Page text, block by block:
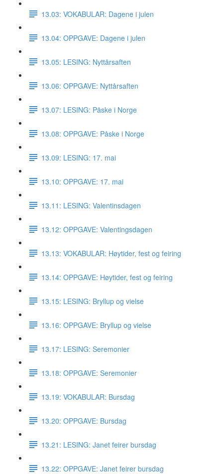
13.03: VOKABULAR: Dagene i julen
13.04: OPPGAVE: Dagene i julen
13.05: LESING: Nyttårsaften
13.06: OPPGAVE: Nyttårsaften
13.07: LESING: Påske i Norge
13.08: OPPGAVE: Påske i Norge
13.09: LESING: 17. mai
13.10: OPPGAVE: 17. mai
13.11: LESING: Valentinsdagen
13.12: OPPGAVE: Valentingsdagen
13.13: VOKABULAR: Høytider, fest og feiring
13.14: OPPGAVE: Høytider, fest og feiring
13.15: LESING: Bryllup og vielse
13.16: OPPGAVE: Bryllup og vielse
13.17: LESING: Seremonier
13.18: OPPGAVE: Seremonier
13.19: VOKABULAR: Bursdag
13.20: OPPGAVE: Bursdag
13.21: LESING: Janet feirer bursdag
13.22: OPPGAVE: Janet feirer bursdag